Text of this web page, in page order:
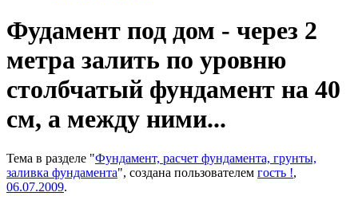
Фудамент под дом - через 2
метра залить по уровню
столбчатый фундамент на 40
см, а между ними...
Тема в разделе "Фундамент, расчет фундамента, грунты,
заливка фундамента", создана пользователем гость !,
06.07.2009.